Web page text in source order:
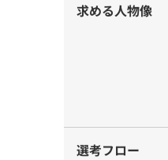
求める人物像
選考フロー